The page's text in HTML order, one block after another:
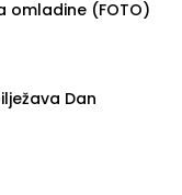
omladine (FOTO)
Dan